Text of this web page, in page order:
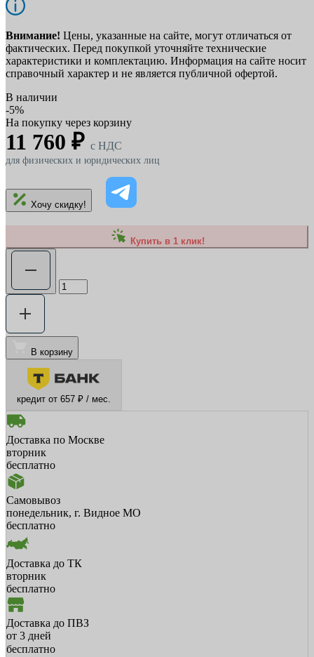
Внимание! Цены, указанные на сайте, могут отличаться от
фактических. Перед покупкой уточняйте технические
характеристики и комплектацию. Информация на сайте носит
справочный характер и не является публичной офертой.
В наличии
-5%
На покупку через корзину
11 760 ₽ c НДС
для физических и юридических лиц
Хочу скидку!
Купить в 1 клик!
В корзину
кредит от 657 ₽ / мес.
Доставка по Москве
вторник
бесплатно
Самовывоз
понедельник, г. Видное МО
бесплатно
Доставка до ТК
вторник
бесплатно
Доставка до ПВЗ
от 3 дней
бесплатно